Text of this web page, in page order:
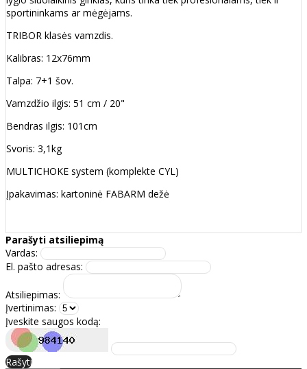
sportininkams ar mėgėjams.
TRIBOR klasės vamzdis.
Kalibras: 12x76mm
Talpa: 7+1 šov.
Vamzdžio ilgis: 51 cm / 20"
Bendras ilgis: 101cm
Svoris: 3,1kg
MULTICHOKE system (komplekte CYL)
Įpakavimas: kartoninė FABARM dežė
Parašyti atsiliepimą
Vardas:
El. pašto adresas:
Atsiliepimas:
Įvertinimas:
Įveskite saugos kodą:
Rašyti